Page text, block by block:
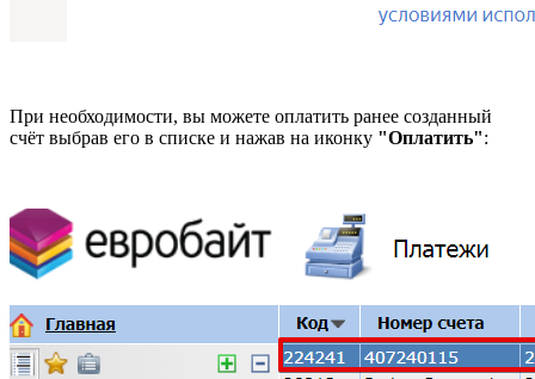
При необходимости, вы можете оплатить ранее созданный
счёт выбрав его в списке и нажав на иконку "Оплатить":